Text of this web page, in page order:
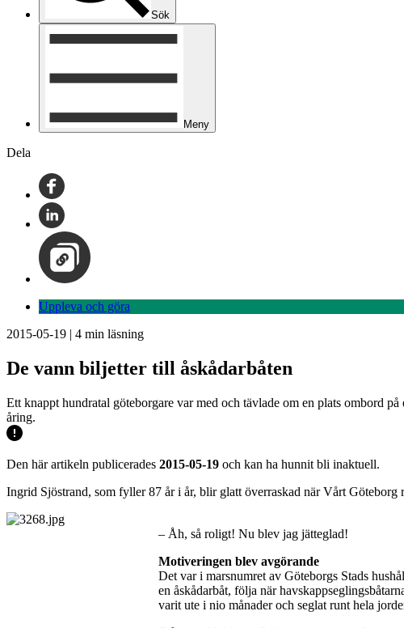
Sök
Meny
Dela
Uppleva och göra
2015-05-19 | 4 min läsning
De vann biljetter till åskådarbåten
Ett knappt hundratal göteborgare var med och tävlade om en plats ombord
åring.
Den här artikeln publicerades 2015-05-19 och kan ha hunnit bli inaktuell.
Ingrid Sjöstrand, som fyller 87 år i år, blir glatt överraskad när Vårt Göteborg
– Åh, så roligt! Nu blev jag jätteglad!
Motiveringen blev avgörande
Det var i marsnumret av Göteborgs Stads
en åskådarbåt, följa när
varit ute i nio månader och seglat runt hela